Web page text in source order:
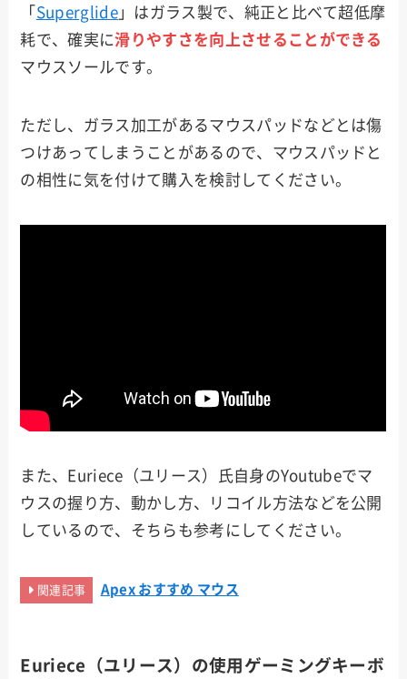
「 Superglide」はガラス製で、純正と比べて超低摩
耗で、確実に滑りやすさを向上させることができる
マウスソールです。
ただし、ガラス加工があるマウスパッドなどとは傷
つけあってしまうことがあるので、マウスパッドと
の相性に気を付けて購入を検討してください。
また、Euriece（ユリース）氏自身のYoutubeでマ
ウスの握り方、動かし方、リコイル方法などを公開
しているので、そちらも参考にしてください。
関連記事 Apex おすすめ マウス
Euriece（ユリース）の使用ゲー ミングキーボ